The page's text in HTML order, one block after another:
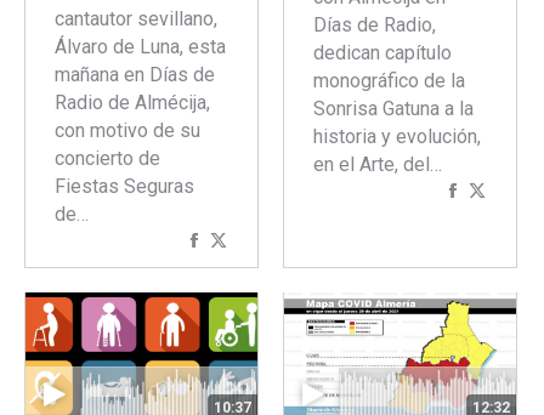
cantautor sevillano,
Álvaro de Luna, esta
mañana en Días de
Radio de Almécija,
con motivo de su
concierto de
Fiestas Seguras
de…
Compartir
con
Facebook
con
Twitter
Días de Radio,
dedican capítulo
monográfico de la
Sonrisa Gatuna a la
historia y evolución,
en el Arte, del…
Compartir
10:37 12:32